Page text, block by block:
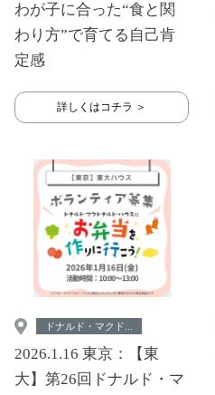
わが子に合った“食と関
わり方”で育てる自己肯
定感
詳しくはコチラ ＞
ドナルド・マクド...
2026.1.16 東京：【東
大】第26回ドナルド・マ